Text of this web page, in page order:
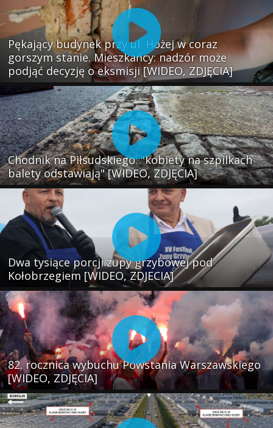
Pękający budynek przy ul. Hożej w coraz
gorszym stanie. Mieszkańcy: nadzór może
podjąć decyzję o eksmisji [WIDEO, ZDJĘCIA]
Chodnik na Piłsudskiego: "kobiety na szpilkach
balety odstawiają" [WIDEO, ZDJĘCIA]
Dwa tysiące porcji zupy grzybowej pod
Kołobrzegiem [WIDEO, ZDJECIA]
82. rocznica wybuchu Powstania Warszawskiego
[WIDEO, ZDJĘCIA]